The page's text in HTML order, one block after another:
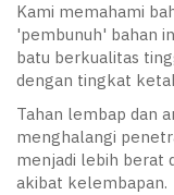
Kami memahami
'pembunuh' bahan
batu berkualitas
dengan tingkat
Tahan lembap dan
menghalangi
menjadi lebih berat
akibat kelembapan.